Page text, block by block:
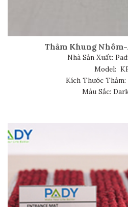
Thảm Khung
Nhà Sản Xuất:
Model:
Kích Thước
Màu Sắc: